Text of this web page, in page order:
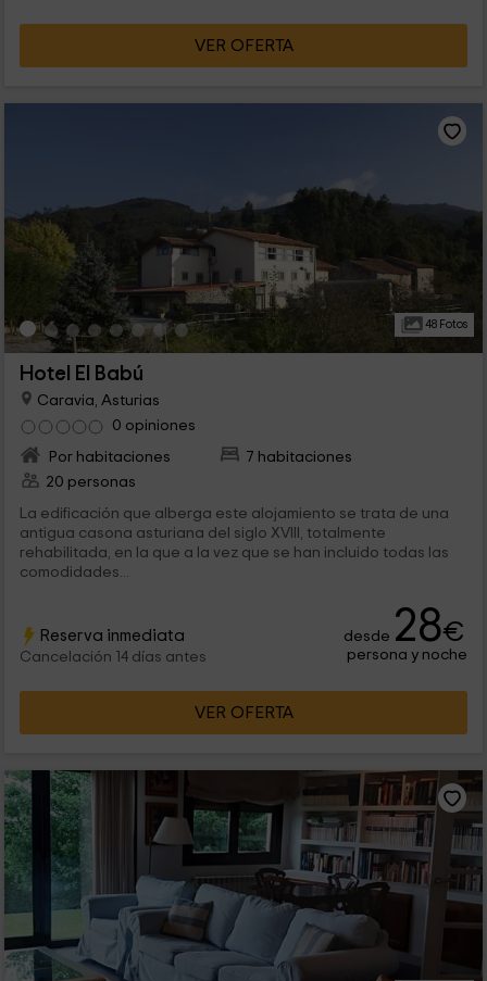
VER OFERTA
48 Fotos
Hotel El Babú
Caravia, Asturias
0 opiniones
Por habitaciones
7 habitaciones
20 personas
La edificación que alberga este alojamiento se trata de una
antigua casona asturiana del siglo XVIII, totalmente
rehabilitada, en la que a la vez que se han incluido todas las
comodidades...
Reserva inmediata
Cancelación 14 días antes
desde 28€
persona y noche
VER OFERTA